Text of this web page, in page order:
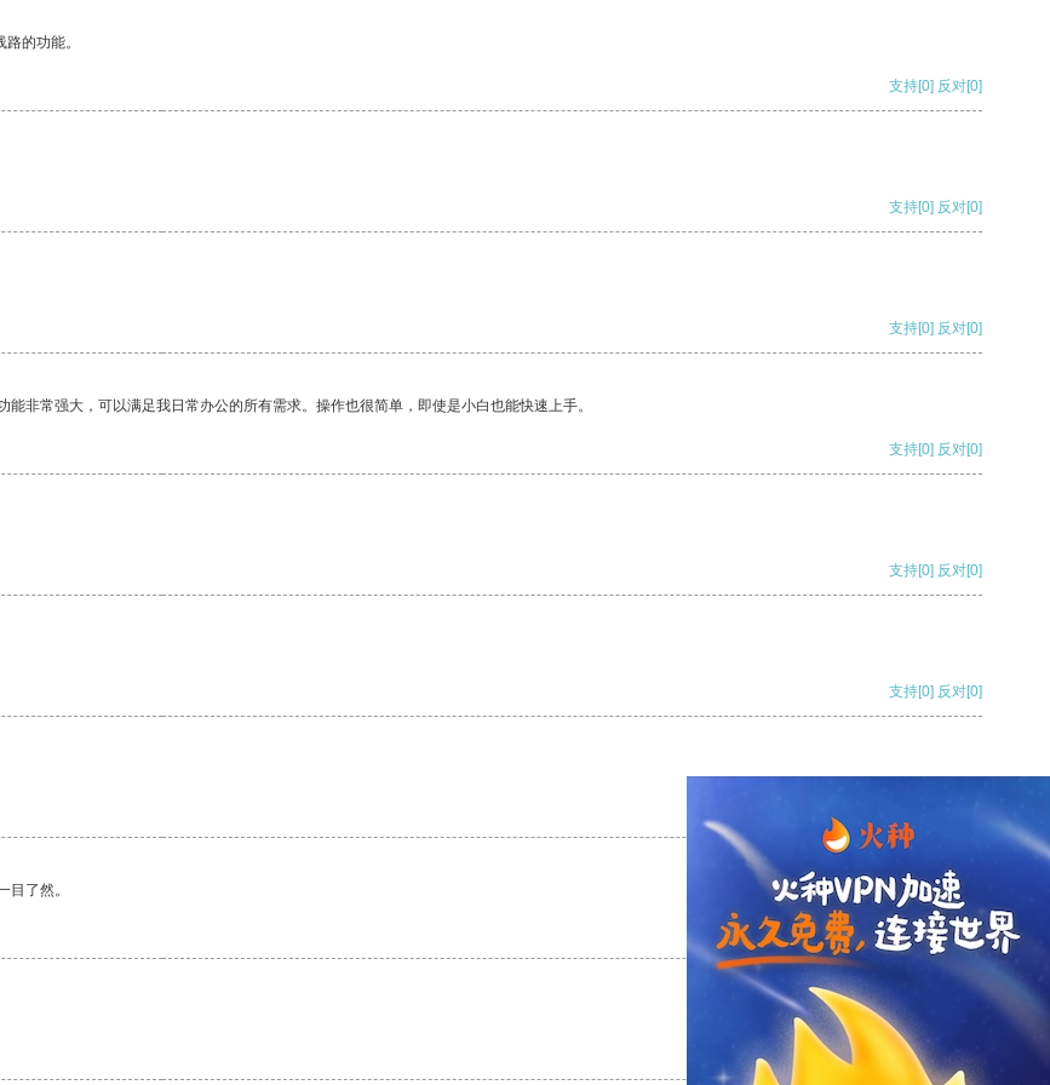
的功能。
支持[0] 反对[0]
支持[0] 反对[0]
支持[0] 反对[0]
非常强大，可以满足我日常办公的所有需求。操作也很简单，即使是小白也能快速上手。
支持[0] 反对[0]
支持[0] 反对[0]
支持[0] 反对[0]
了然。
支持 [0] 反对[0]
支持[0] 反对